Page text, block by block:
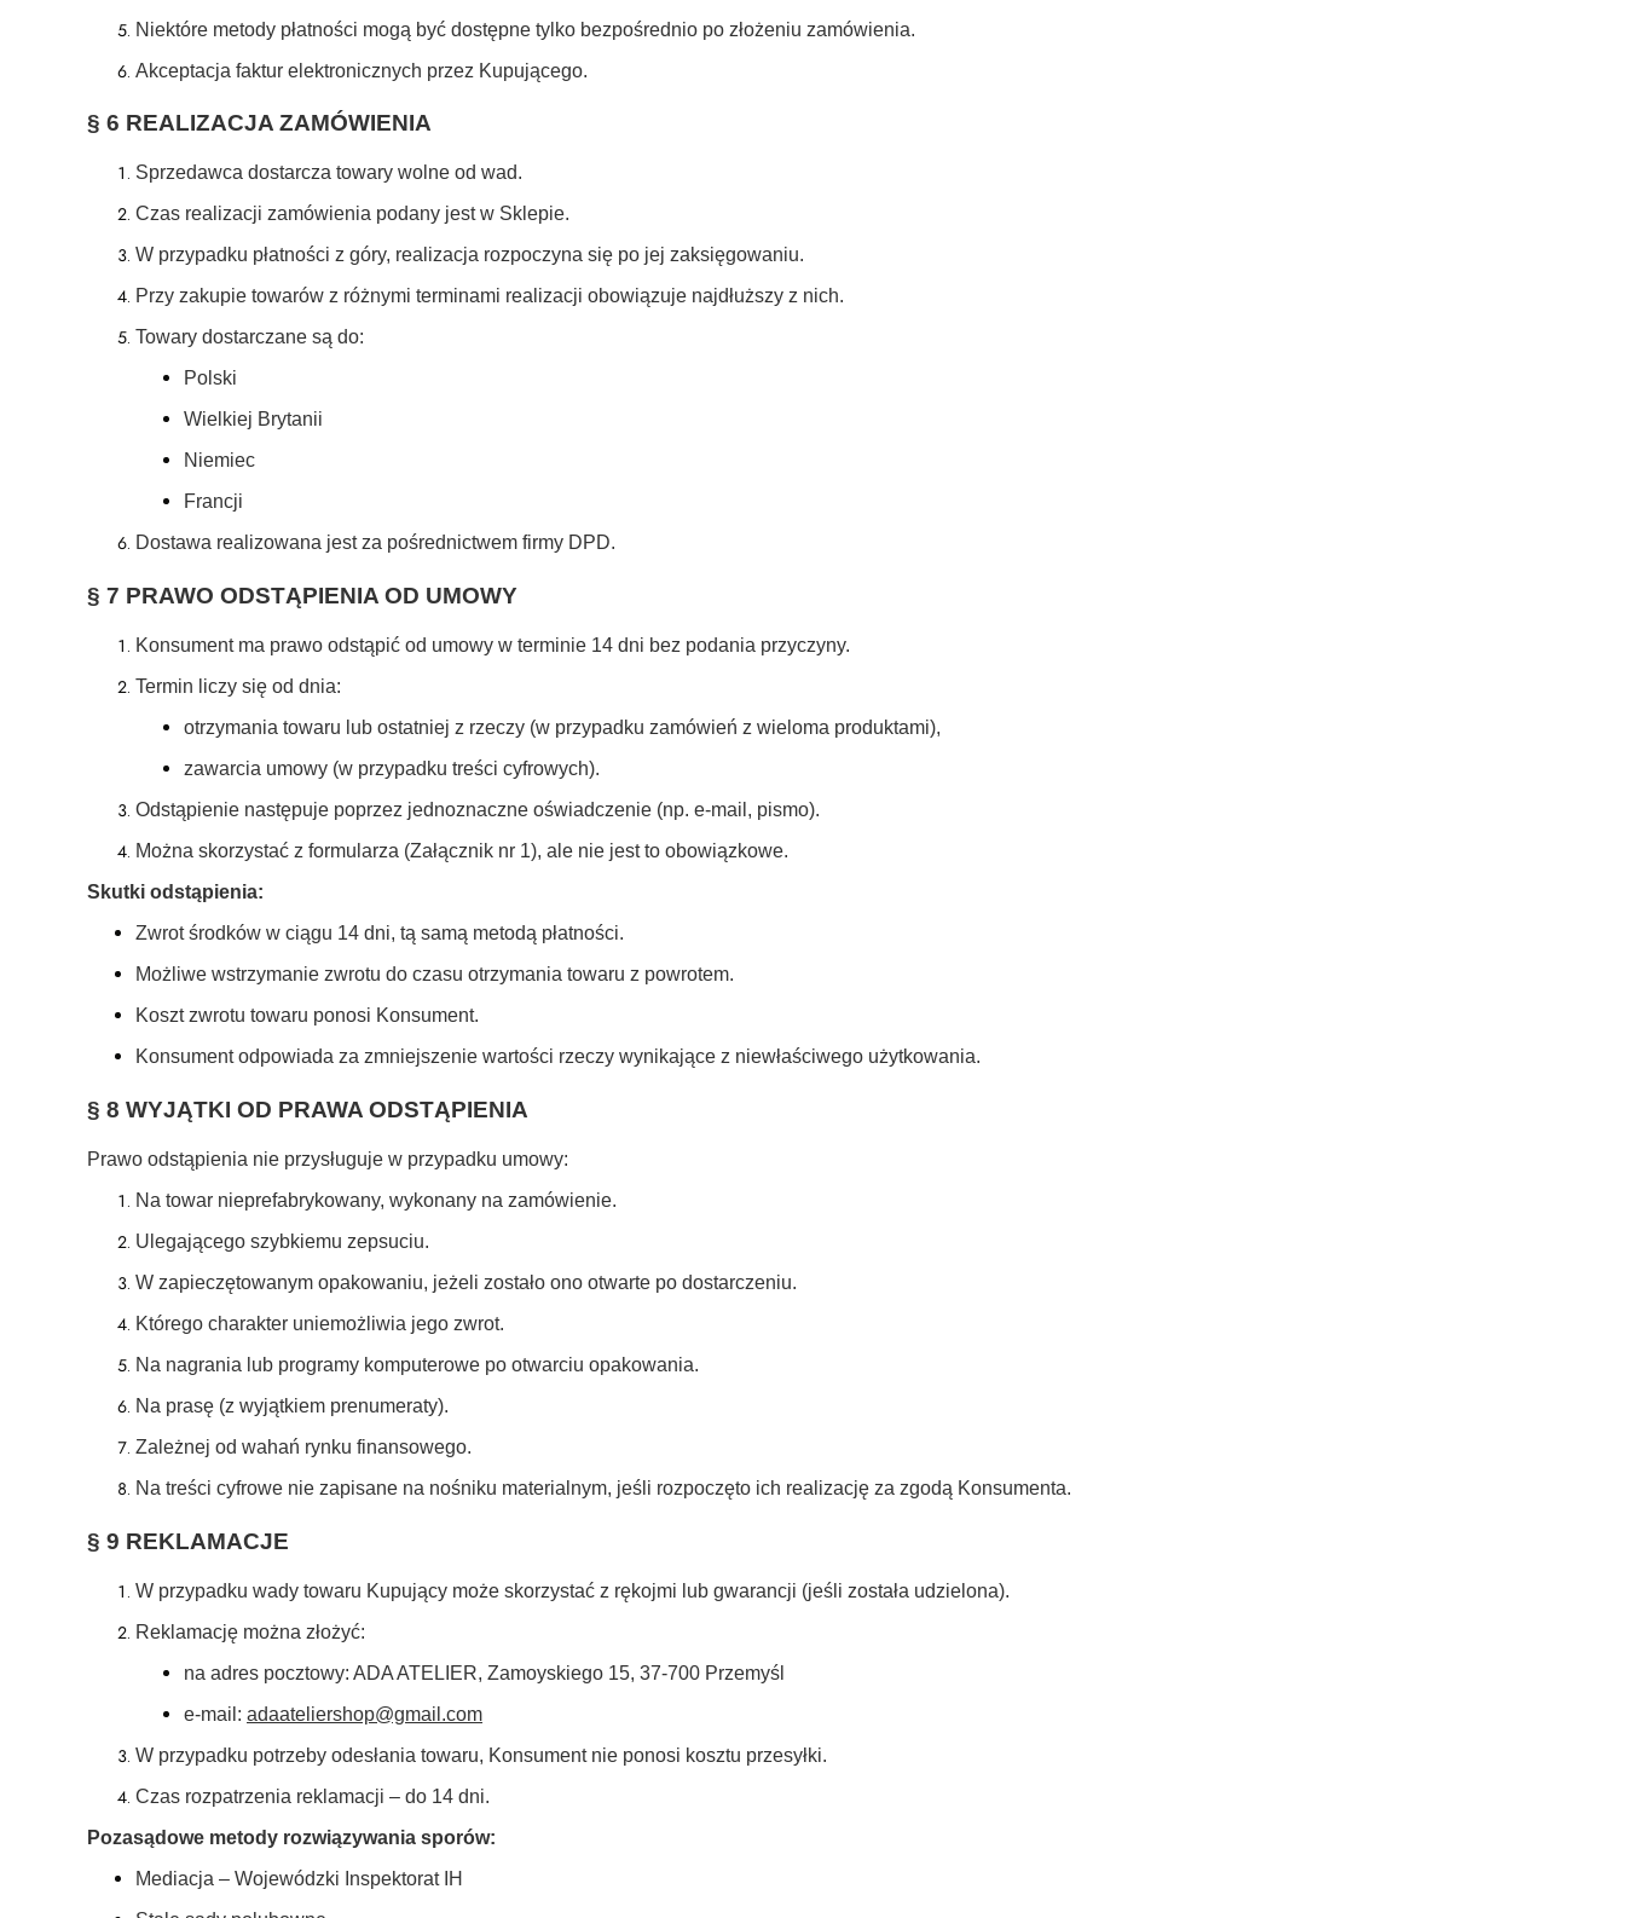
Niektóre metody płatności mogą być dostępne tylko bezpośrednio po złożeniu zamówienia.
Akceptacja faktur elektronicznych przez Kupującego.
§ 6 REALIZACJA ZAMÓWIENIA
Sprzedawca dostarcza towary wolne od wad.
Czas realizacji zamówienia podany jest w Sklepie.
W przypadku płatności z góry, realizacja rozpoczyna się po jej zaksięgowaniu.
Przy zakupie towarów z różnymi terminami realizacji obowiązuje najdłuższy z nich.
Towary dostarczane są do:
Polski
Wielkiej Brytanii
Niemiec
Francji
Dostawa realizowana jest za pośrednictwem firmy DPD.
§ 7 PRAWO ODSTĄPIENIA OD UMOWY
Konsument ma prawo odstąpić od umowy w terminie 14 dni bez podania przyczyny.
Termin liczy się od dnia:
otrzymania towaru lub ostatniej z rzeczy (w przypadku zamówień z wieloma produktami),
zawarcia umowy (w przypadku treści cyfrowych).
Odstąpienie następuje poprzez jednoznaczne oświadczenie (np. e-mail, pismo).
Można skorzystać z formularza (Załącznik nr 1), ale nie jest to obowiązkowe.
Skutki odstąpienia:
Zwrot środków w ciągu 14 dni, tą samą metodą płatności.
Możliwe wstrzymanie zwrotu do czasu otrzymania towaru z powrotem.
Koszt zwrotu towaru ponosi Konsument.
Konsument odpowiada za zmniejszenie wartości rzeczy wynikające z niewłaściwego użytkowania.
§ 8 WYJĄTKI OD PRAWA ODSTĄPIENIA
Prawo odstąpienia nie przysługuje w przypadku umowy:
Na towar nieprefabrykowany, wykonany na zamówienie.
Ulegającego szybkiemu zepsuciu.
W zapieczętowanym opakowaniu, jeżeli zostało ono otwarte po dostarczeniu.
Którego charakter uniemożliwia jego zwrot.
Na nagrania lub programy komputerowe po otwarciu opakowania.
Na prasę (z wyjątkiem prenumeraty).
Zależnej od wahań rynku finansowego.
Na treści cyfrowe nie zapisane na nośniku materialnym, jeśli rozpoczęto ich realizację za zgodą Konsumenta.
§ 9 REKLAMACJE
W przypadku wady towaru Kupujący może skorzystać z rękojmi lub gwarancji (jeśli została udzielona).
Reklamację można złożyć:
na adres pocztowy: ADA ATELIER, Zamoyskiego 15, 37-700 Przemyśl
e-mail: adaateliershop@gmail.com
W przypadku potrzeby odesłania towaru, Konsument nie ponosi kosztu przesyłki.
Czas rozpatrzenia reklamacji – do 14 dni.
Pozasądowe metody rozwiązywania sporów:
Mediacja – Wojewódzki Inspektorat IH